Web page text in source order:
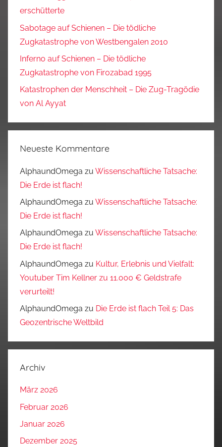
erschütterte
Sabotage auf Schienen – Die tödliche
Zugkatastrophe von Westbengalen 2010
Inferno auf Schienen – Die tödliche
Zugkatastrophe von Firozabad 1995
Katastrophen der Menschheit – Die Zug-Tragödie
von Al Ayyat
Neueste Kommentare
AlphaundOmega zu Wissenschaftliche Tatsache:
Die Erde ist flach!
AlphaundOmega zu Wissenschaftliche Tatsache:
Die Erde ist flach!
AlphaundOmega zu Wissenschaftliche Tatsache:
Die Erde ist flach!
AlphaundOmega zu Kultur, Erlebnis und Vielfalt:
Youtuber Tim Kellner zu 11.000 € Geldstrafe
verurteilt!
AlphaundOmega zu Die Erde ist flach Teil 5: Das
Geozentrische Weltbild
Archiv
März 2026
Februar 2026
Januar 2026
Dezember 2025